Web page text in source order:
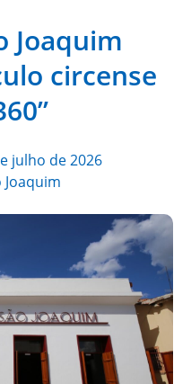
Joaquim
circense
julho de 2026
Joaquim